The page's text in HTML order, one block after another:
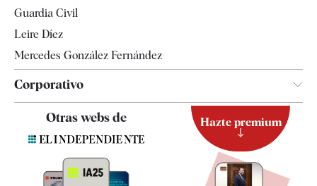
Guardia Civil
Leire Díez
Mercedes González Fernández
Corporativo
Contacto
Otras webs de Hazte premium